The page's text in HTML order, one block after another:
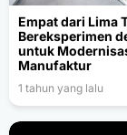
Empat dari Lima
Bereksperimen
untuk
Manufaktur
1 tahun yang lalu